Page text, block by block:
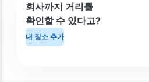
회사까지 거리를
확인할 수 있다고?
내 장소 추가